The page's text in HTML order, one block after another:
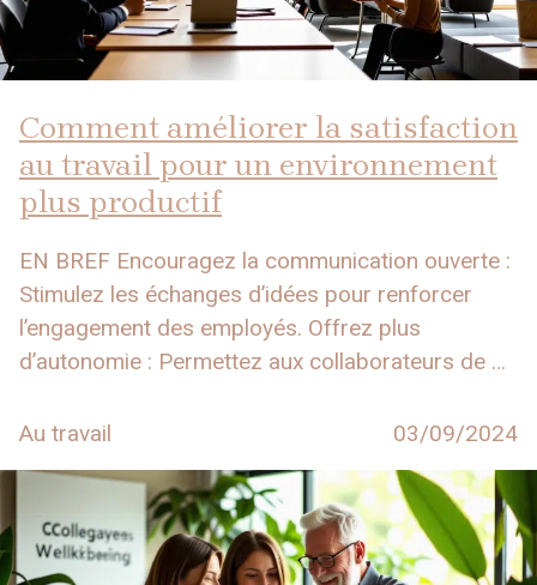
Comment améliorer la satisfaction
au travail pour un environnement
plus productif
EN BREF Encouragez la communication ouverte :
Stimulez les échanges d’idées pour renforcer
l’engagement des employés. Offrez plus
d’autonomie : Permettez aux collaborateurs de …
Au travail 03/09/2024